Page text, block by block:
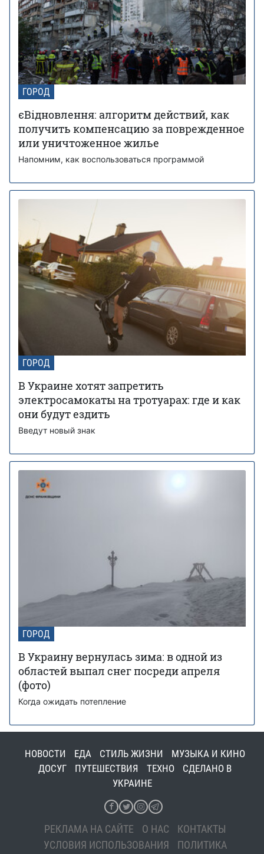
ГОРОД
єВідновлення: алгоритм действий, как
получить компенсацию за поврежденное
или уничтоженное жилье
Напомним, как воспользоваться программой
ГОРОД
В Украине хотят запретить
электросамокаты на тротуарах: где и как
они будут ездить
Введут новый знак
ГОРОД
В Украину вернулась зима: в одной из
областей выпал снег посреди апреля
(фото)
Когда ожидать потепление
НОВОСТИ ЕДА СТИЛЬ ЖИЗНИ
МУЗЫКА И КИНО
ДОСУГ
ПУТЕШЕСТВИЯ ТЕХНО
СДЕЛАНО В
УКРАИНЕ
РЕКЛАМА НА САЙТЕ О НАС
КОНТАКТЫ
УСЛОВИЯ ИСПОЛЬЗОВАНИЯ
ПОЛИТИКА